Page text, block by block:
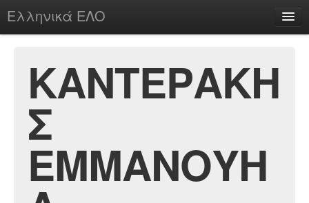
Ελληνικά ΕΛΟ
chesstu.be @ discord
Login
ΚΑΝΤΕΡΑΚΗ
Σ
ΕΜΜΑΝΟΥΗ